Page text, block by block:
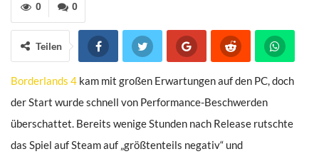
0
0
Teilen
Borderlands 4 kam mit großen Erwartungen auf den PC, doch
der Start wurde schnell von Performance-Beschwerden
überschattet. Bereits wenige Stunden nach Release rutschte
das Spiel auf Steam auf „größtenteils negativ“ und